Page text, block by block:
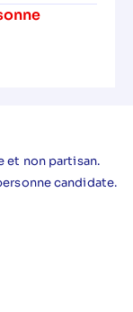
et non partisan.
candidate.